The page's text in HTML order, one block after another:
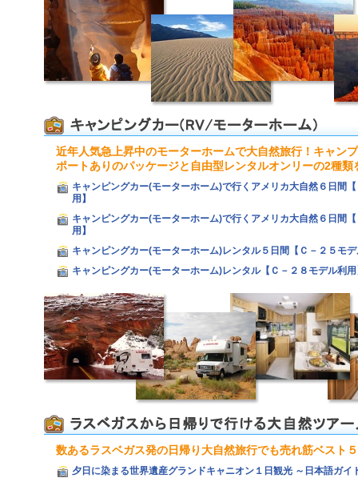
近年人気急上昇中のモーターホームで大自然旅行！キャン
ポートありのパッケージと自由型レンタルオンリーの2種類
キャンピングカー(モーターホーム)で行くアメリカ大自然６日間
用】
キャンピングカー(モーターホーム)で行くアメリカ大自然６日間
用】
キャンピングカー(モーターホーム)レンタル５日間【Ｃ－２５モ
キャンピングカー(モーターホーム)レンタル【Ｃ－２８モデル利
数あるラスベガス発の日帰り大自然旅行でも売れ筋ベスト
夕日に染まる世界遺産グランドキャニオン１日観光 ～日本語ガイ